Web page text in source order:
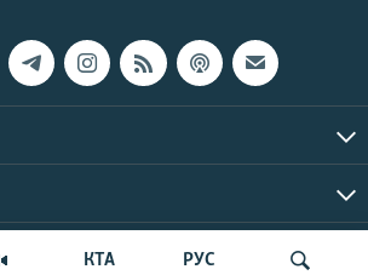
КТА РУС
© Крим.Реалії, 2026 | Усі права застережено.